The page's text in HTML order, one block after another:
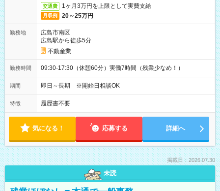
交通費 1ヶ月3万円を上限として実費支給
月収例 20～25万円
勤務地
広島市南区
広島駅から徒歩5分
不動産業
勤務時間 09:30-17:30（休憩60分）実働7時間（残業少なめ！）
期間 即日～長期 ※開始日相談OK
特徴 履歴書不要
気になる！ 応募する 詳細へ
掲載日：2026.07.30
未読